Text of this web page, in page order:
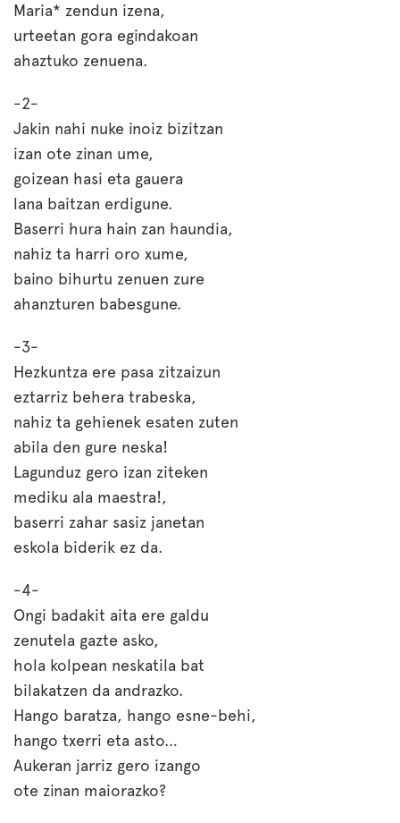
Maria* zendun izena,
urteetan gora egindakoan
ahaztuko zenuena.
-2-
Jakin nahi nuke inoiz bizitzan
izan ote zinan ume,
goizean hasi eta gauera
lana baitzan erdigune.
Baserri hura hain zan haundia,
nahiz ta harri oro xume,
baino bihurtu zenuen zure
ahanzturen babesgune.
-3-
Hezkuntza ere pasa zitzaizun
eztarriz behera trabeska,
nahiz ta gehienek esaten zuten
abila den gure neska!
Lagunduz gero izan ziteken
mediku ala maestra!,
baserri zahar sasiz janetan
eskola biderik ez da.
-4-
Ongi badakit aita ere galdu
zenutela gazte asko,
hola kolpean neskatila bat
bilakatzen da andrazko.
Hango baratza, hango esne-behi,
hango txerri eta asto…
Aukeran jarriz gero izango
ote zinan maiorazko?